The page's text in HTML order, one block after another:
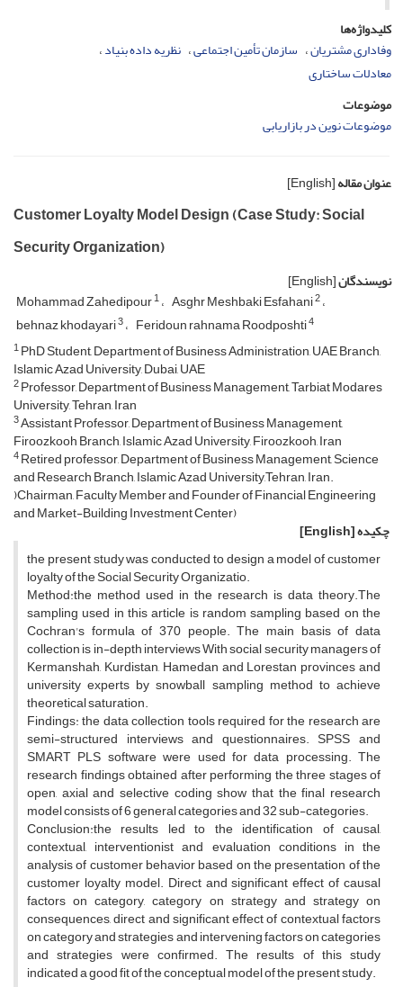
کلیدواژه‌ها
وفاداری مشتریان سازمان تأمین اجتماعی نظریه داده بنیاد
معادلات ساختاری
موضوعات
موضوعات نوین در بازاریابی
عنوان مقاله[English]
Customer Loyalty Model Design (Case Study: Social
Security Organization)
نویسندگان[English]
Mohammad Zahedipour1 Asghr Meshbaki Esfahani2
behnaz khodayari3 Feridoun rahnama Roodposhti4
1PhD Student, Department of Business Administration, UAE Branch,
Islamic Azad University, Dubai, UAE
2Professor, Department of Business Management, Tarbiat Modares
University, Tehran, Iran
3Assistant Professor, Department of Business Management,
Firoozkooh Branch, Islamic Azad University, Firoozkooh, Iran
4Retired professor, Department of Business Management, Science
and Research Branch, Islamic Azad University,Tehran, Iran.
)Chairman, Faculty Member and Founder of Financial Engineering
and Market-Building Investment Center)
چکیده[English]
the present study was conducted to design a model of customer
loyalty of the Social Security Organizatio.
Method:the method used in the research is data theory.The
sampling used in this article is random sampling based on the
Cochran's formula of 370 people. The main basis of data
collection is in-depth interviews With social security managers of
Kermanshah, Kurdistan, Hamedan and Lorestan provinces and
university experts by snowball sampling method to achieve
theoretical saturation.
Findings: the data collection tools required for the research are
semi-structured interviews and questionnaires. SPSS and
SMART PLS software were used for data processing. The
research findings obtained after performing the three stages of
open, axial and selective coding show that the final research
model consists of 6 general categories and 32 sub-categories.
Conclusion:the results led to the identification of causal,
contextual, interventionist and evaluation conditions in the
analysis of customer behavior based on the presentation of the
customer loyalty model. Direct and significant effect of causal
factors on category, category on strategy and strategy on
consequences, direct and significant effect of contextual factors
on category and strategies and intervening factors on categories
and strategies were confirmed. The results of this study
indicated a good fit of the conceptual model of the present study.